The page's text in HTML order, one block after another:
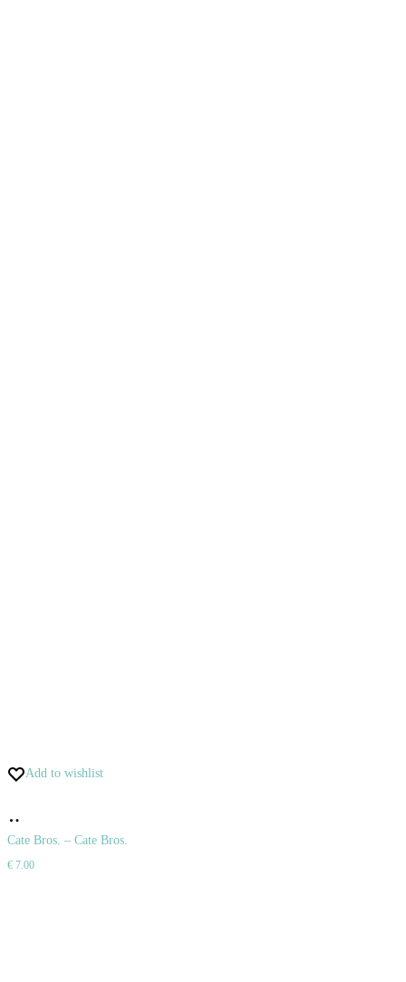
Add to wishlist
do
košíka
Cate Bros. – Cate Bros.
€ 7.00